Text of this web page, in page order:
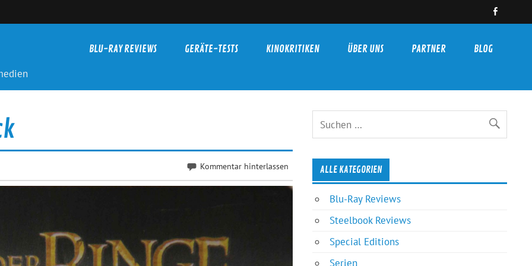
BLU-RAY REVIEWS GERÄTE-TESTS KINOKRITIKEN ÜBER UNS PARTNER BLOG
Kommentar hinterlassen ALLE KATEGORIEN
Blu-Ray Reviews
Steelbook Reviews
Special Editions
Serien